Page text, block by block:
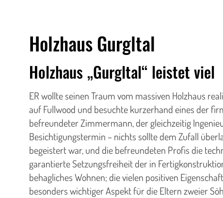
Holzhaus Gurgltal
Holzhaus „Gurgltal“ leistet viel
ER wollte seinen Traum vom massiven Holzhaus
auf Fullwood und besuchte kurzerhand eines der
befreundeter Zimmermann, der gleichzeitig
Besichtigungstermin – nichts sollte dem Zufall
begeistert war, und die befreundeten Profis die
garantierte Setzungsfreiheit der in
behagliches Wohnen; die vielen positiven
besonders wichtiger Aspekt für die Eltern zweier